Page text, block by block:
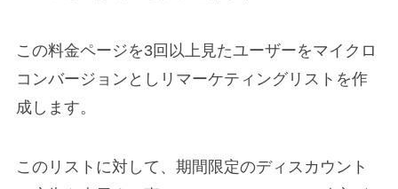
この料金ページを3回以上見たユーザーをマイクロ
コンバージョンとしリマーケティングリストを作
成します。
このリストに対して、期間限定のディスカウント